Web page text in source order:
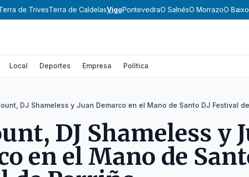
de TrivesTerra de CaldelasVigoPontevedraO SalnésO MorrazoO
Local Deportes Empresa Política
DJ Shameless y Juan Demarco en el Mano de Santo DJ Festival
DJ Shameless y
en el Mano de